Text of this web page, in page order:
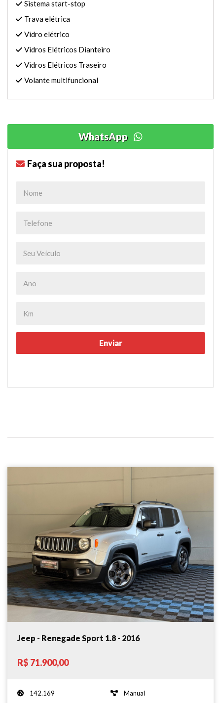
Sistema start-stop
Trava elétrica
Vidro elétrico
Vidros Elétricos Dianteiro
Vidros Elétricos Traseiro
Volante multifuncional
WhatsApp
Faça sua proposta!
Jeep - Renegade Sport 1.8 - 2016
R$ 71.900,00
142.169
Manual